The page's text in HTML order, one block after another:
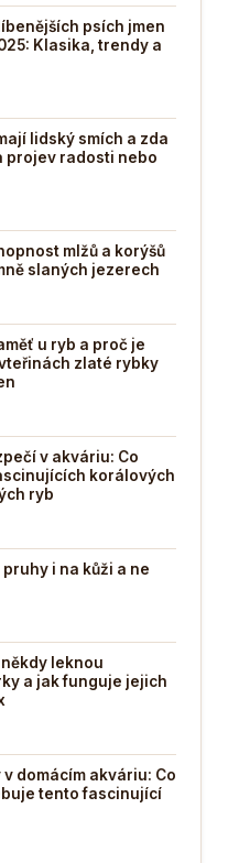
psích jmen
Klasika, trendy a
lidský smích a zda
projev radosti nebo
mlžů a korýšů
slaných jezerech
u ryb a proč je
zlaté rybky
v akváriu: Co
korálových
ryb
i na kůži a ne
leknou
a jak funguje jejich
domácím akváriu: Co
tento fascinující